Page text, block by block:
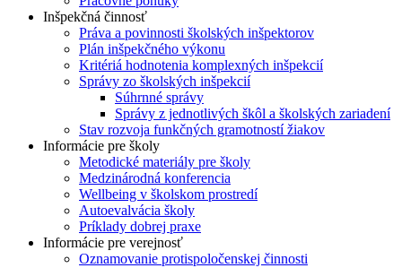
Inšpekčná činnosť
Práva a povinnosti školských inšpektorov
Plán inšpekčného výkonu
Kritériá hodnotenia komplexných inšpekcií
Správy zo školských inšpekcií
Súhrnné správy
Správy z jednotlivých škôl a školských zariadení
Stav rozvoja funkčných gramotností žiakov
Informácie pre školy
Metodické materiály pre školy
Medzinárodná konferencia
Wellbeing v školskom prostredí
Autoevalvácia školy
Príklady dobrej praxe
Informácie pre verejnosť
Oznamovanie protispoločenskej činnosti